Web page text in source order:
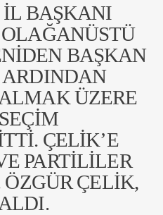
YOLCULUĞU
İL BAŞKANI
BAŞKAN
ÜZERE
ÇELIK’E
PARTILILER
ÇELIK,